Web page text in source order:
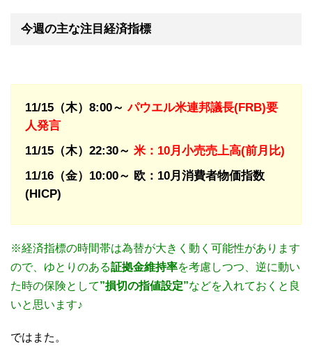
今週の主な注目経済指標
11/15（木）8:00～パウエル米連邦議長(FRB)要
人発言
11/15（木）22:30～ 米：10月小売売上高(前月比)
11/16（金）10:00～ 欧：10月消費者物価指数
(HICP)
※経済指標の時間帯は為替が大きく動く可能性があります
ので、ゆとりのある証拠金維持率を考慮しつつ、逆に動い
た時の保険として”損切の指値設定”などを入れておくと良
いと思います♪
ではまた。